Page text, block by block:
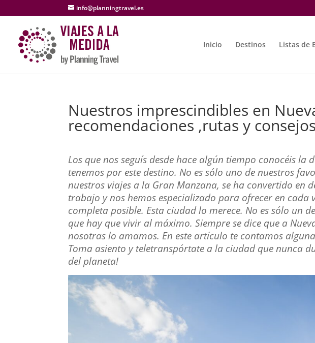
info@planningtravel.es
Inicio Destinos Listas de
Nuestros imprescindibles en
recomendaciones ,rutas y consejos
Los que nos seguís desde hace algún tiempo conocéis la
tenemos por este destino. No es sólo uno de nuestros
nuestros viajes a la Gran Manzana, se ha convertido en
trabajo y nos hemos especializado para ofrecer en cada
completa posible. Esta ciudad lo merece. No es sólo un
que hay que vivir al máximo. Siempre se dice que a
nosotras lo amamos. En este artículo te contamos
Toma asiento y teletranspórtate a la ciudad que nunca
del planeta!